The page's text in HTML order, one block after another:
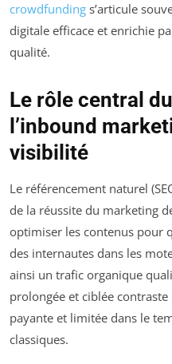
crowdfunding s’articule
digitale efficace et enrichie
qualité.
Le rôle central
l’inbound
visibilité
Le référencement naturel
de la réussite du marketing
optimiser les contenus pour
des internautes dans les
ainsi un trafic organique
prolongée et ciblée
payante et limitée dans le
classiques.